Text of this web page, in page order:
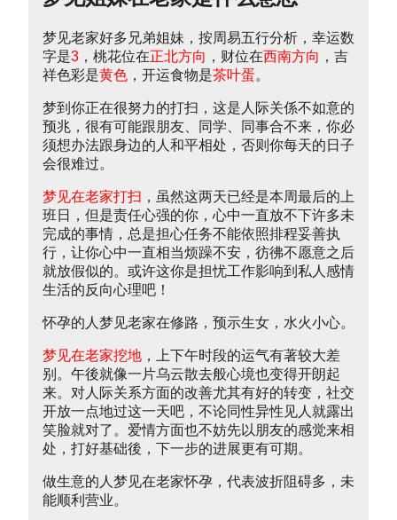
梦见老家好多兄弟姐妹，按周易五行分析，幸运数
字是3 ，桃花位在正北方向 ，财位在西南方向 ，吉
祥色彩是黄色 ，开运食物是茶叶蛋。
梦到你正在很努力的打扫，这是人际关係不如意的
预兆，很有可能跟朋友、同学、同事合不来，你必
须想办法跟身边的人和平相处，否则你每天的日子
会很难过。
梦见在老家打扫 ，虽然这两天已经是本周最后的上
班日，但是责任心强的你，心中一直放不下许多未
完成的事情，总是担心任务不能依照排程妥善执
行，让你心中一直相当烦躁不安，彷彿不愿意之后
就放假似的。或许这你是担忧工作影响到私人感情
生活的反向心理吧！
怀孕的人梦见老家在修路，预示生女，水火小心。
梦见在老家挖地 ，上下午时段的运气有著较大差
别。午後就像一片乌云散去般心境也变得开朗起
来。对人际关系方面的改善尤其有好的转变，社交
开放一点地过这一天吧，不论同性异性见人就露出
笑脸就对了。爱情方面也不妨先以朋友的感觉来相
处，打好基础後，下一步的进展更有可期。
做生意的人梦见在老家怀孕，代表波折阻碍多，未
能顺利营业。